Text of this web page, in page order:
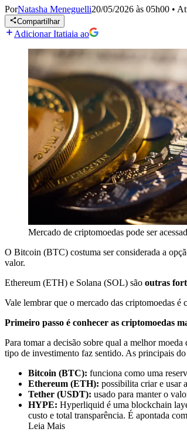
PorNatasha Meneguelli20/05/2026 às 05h00 •
Compartilhar
Adicionar Itatiaia ao
Mercado de criptomoedas pode ser
O Bitcoin (BTC) costuma ser considerada a
valor.
Ethereum (ETH) e Solana (SOL) são outras
Vale lembrar que o mercado das criptomoedas
Primeiro passo é conhecer as criptomoedas
Para tomar a decisão sobre qual a melhor
tipo de investimento faz sentido. As principais do
Bitcoin (BTC): funciona como uma
Ethereum (ETH): possibilita criar e usar
Tether (USDT): usado para manter o
HYPE: Hyperliquid é uma blockchain
custo e total transparência. É apontada
Leia Mais